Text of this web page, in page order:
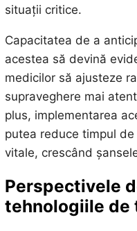
situații critice.
Capacitatea de a
acestea să devină
medicilor să ajusteze
supraveghere mai
plus, implementarea
putea reduce timpul
vitale, crescând
Perspectivele
tehnologiile de